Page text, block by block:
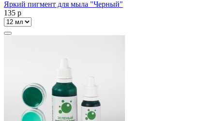
Яркий пигмент для мыла "Черный"
135 p